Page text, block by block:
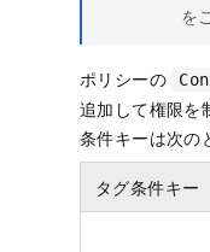
を
ポリシーの
追加して権限を
条件キーは次の
タグ条件キー